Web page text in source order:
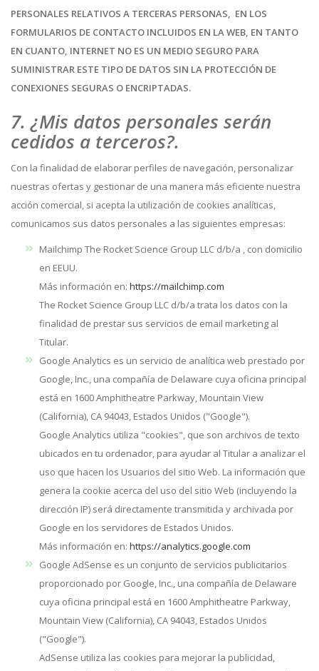
PERSONALES RELATIVOS A TERCERAS PERSONAS, EN LOS
FORMULARIOS DE CONTACTO INCLUIDOS EN LA WEB, EN TANTO
EN CUANTO, INTERNET NO ES UN MEDIO SEGURO PARA
SUMINISTRAR ESTE TIPO DE DATOS SIN LA PROTECCIÓN DE
CONEXIONES SEGURAS O ENCRIPTADAS.
7. ¿Mis datos personales serán
cedidos a terceros?.
Con la finalidad de elaborar perfiles de navegación, personalizar
nuestras ofertas y gestionar de una manera más eficiente nuestra
acción comercial, si acepta la utilización de cookies analíticas,
comunicamos sus datos personales a las siguientes empresas:
Mailchimp The Rocket Science Group LLC d/b/a , con domicilio
en EEUU.
Más información en: https://mailchimp.com
The Rocket Science Group LLC d/b/a trata los datos con la
finalidad de prestar sus servicios de email marketing al
Titular.
Google Analytics es un servicio de analítica web prestado por
Google, Inc., una compañía de Delaware cuya oficina principal
está en 1600 Amphitheatre Parkway, Mountain View
(California), CA 94043, Estados Unidos ("Google").
Google Analytics utiliza "cookies", que son archivos de texto
ubicados en tu ordenador, para ayudar al Titular a analizar el
uso que hacen los Usuarios del sitio Web. La información que
genera la cookie acerca del uso del sitio Web (incluyendo la
dirección IP) será directamente transmitida y archivada por
Google en los servidores de Estados Unidos.
Más información en: https://analytics.google.com
Google AdSense es un conjunto de servicios publicitarios
proporcionado por Google, Inc., una compañía de Delaware
cuya oficina principal está en 1600 Amphitheatre Parkway,
Mountain View (California), CA 94043, Estados Unidos
("Google").
AdSense utiliza las cookies para mejorar la publicidad,